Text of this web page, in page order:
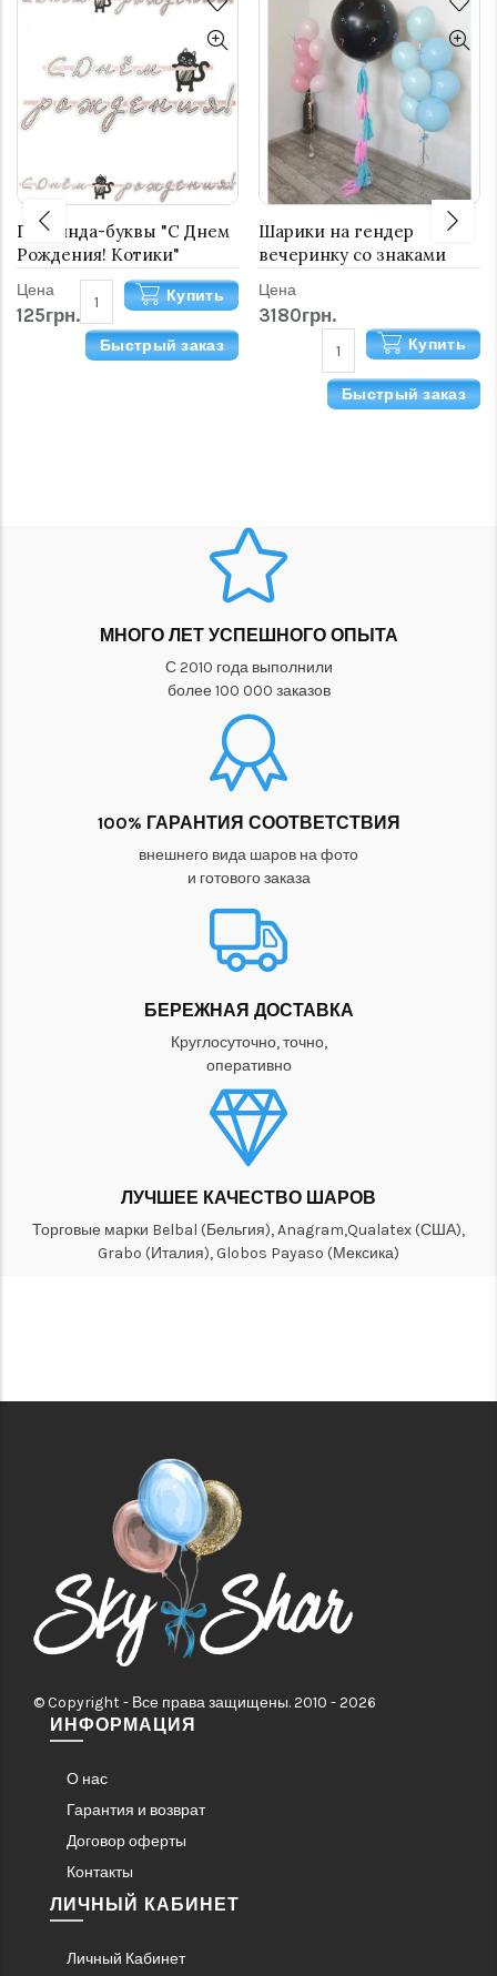
Гирлянда-буквы "С Днем
Рождения! Котики"
Цена
125грн.
Купить
Быстрый заказ
Шарики на гендер
вечеринку со знаками
Цена
3180грн.
Купить
Быстрый заказ
МНОГО ЛЕТ УСПЕШНОГО ОПЫТА
С 2010 года выполнили
более 100 000 заказов
100% ГАРАНТИЯ СООТВЕТСТВИЯ
внешнего вида шаров на фото
и готового заказа
БЕРЕЖНАЯ ДОСТАВКА
Круглосуточно, точно,
оперативно
ЛУЧШЕЕ КАЧЕСТВО ШАРОВ
Торговые марки Belbal (Бельгия), Anagram,Qualatex (США),
Grabo (Италия), Globos Payaso (Мексика)
© Copyright - Все права защищены. 2010 - 2026
ИНФОРМАЦИЯ
О нас
Гарантия и возврат
Договор оферты
Контакты
ЛИЧНЫЙ КАБИНЕТ
Личный Кабинет